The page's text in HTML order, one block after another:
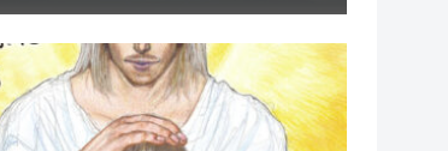
本当にくるのか？！」（海外の
）